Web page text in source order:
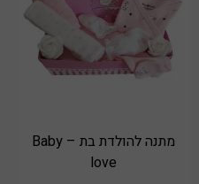
מתנה להולדת בת – Baby
love